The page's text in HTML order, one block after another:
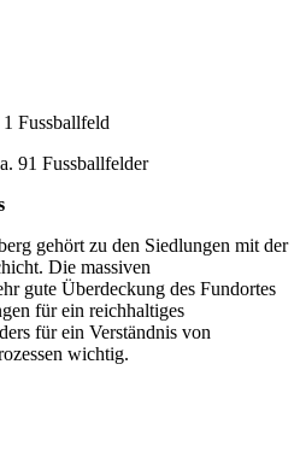
Fussballfeld
91 Fussballfelder
gehört zu den Siedlungen mit der
Die massiven
gute Überdeckung des Fundortes
für ein reichhaltiges
für ein Verständnis von
wichtig.